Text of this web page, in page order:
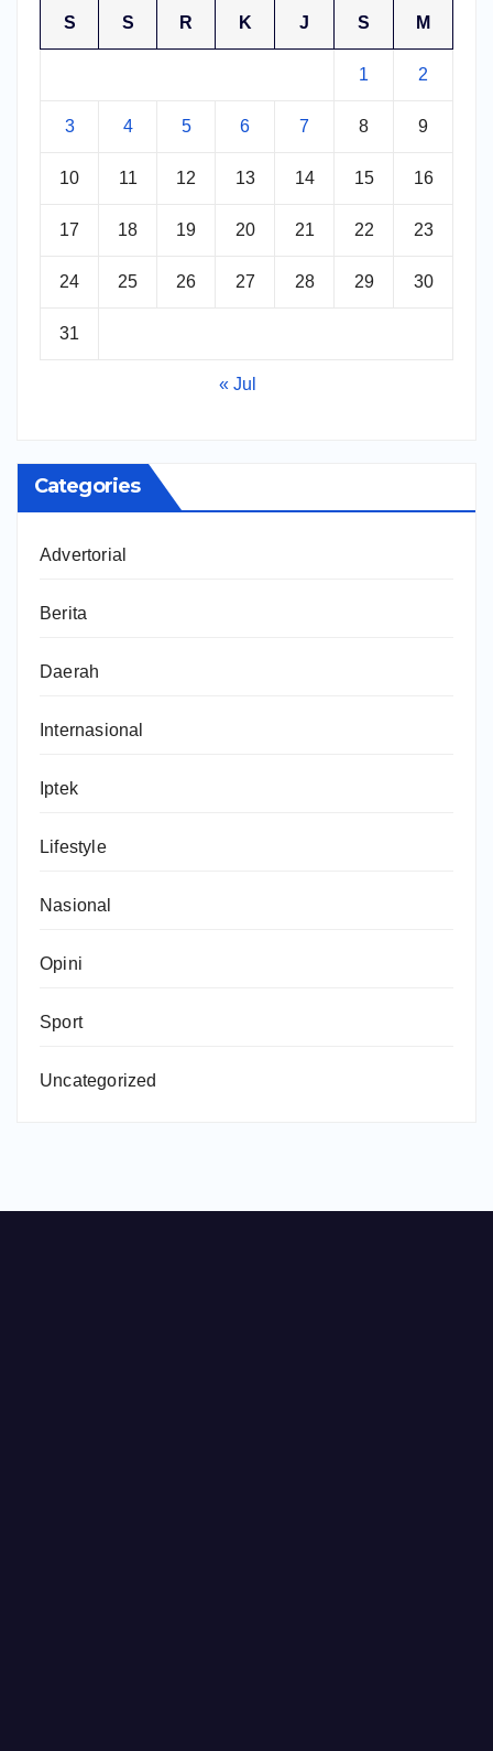
S S R K J S M
1 2
3 4 5 6 7 8 9
10 11 12 13 14 15 16
17 18 19 20 21 22 23
24 25 26 27 28 29 30
31
« Jul
Categories
Advertorial
Berita
Daerah
Internasional
Iptek
Lifestyle
Nasional
Opini
Sport
Uncategorized